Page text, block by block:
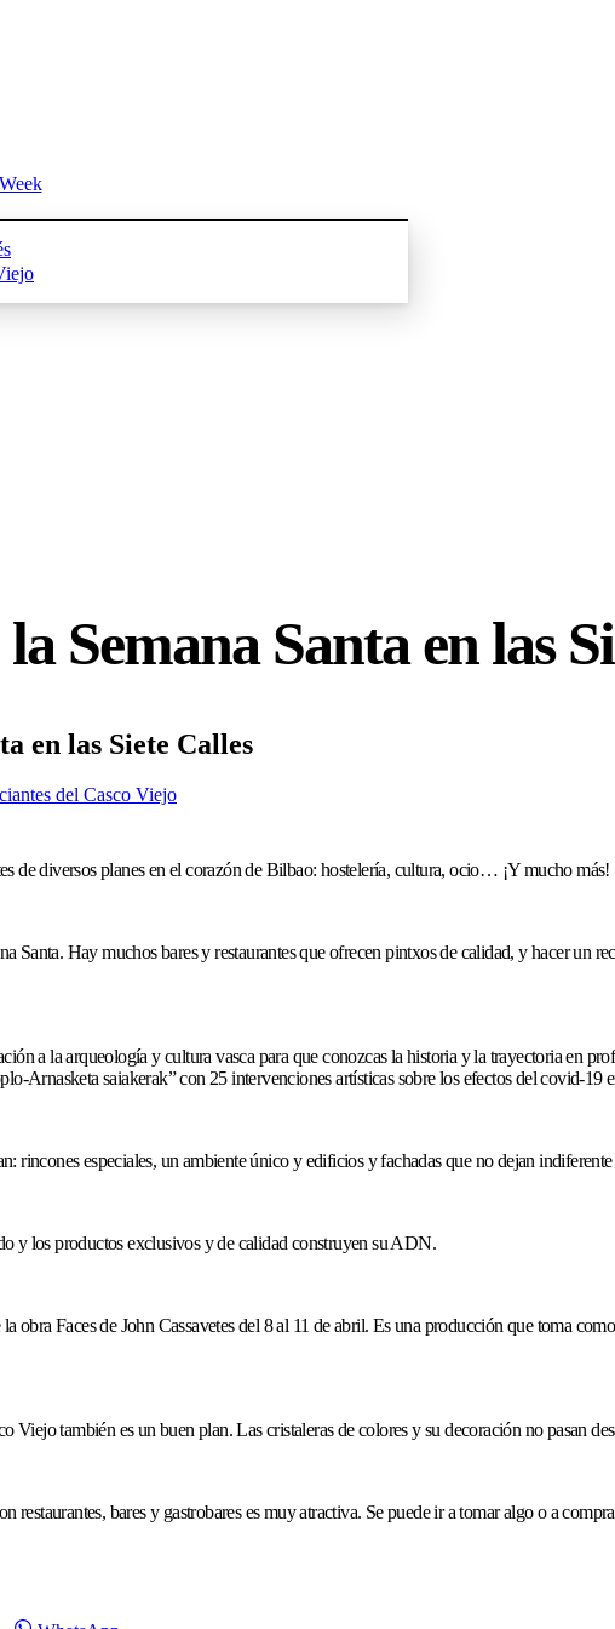
Semana Santa en las
en las Siete Calles
del Casco Viejo
de diversos planes en el corazón de Bilbao: hostelería, cultura, ocio… ¡Y mucho más!
Santa. Hay muchos bares y restaurantes que ofrecen pintxos de calidad, y hacer un
a la arqueología y cultura vasca para que conozcas la historia y la trayectoria en
Arnasketa saiakerak” con 25 intervenciones artísticas sobre los efectos del covid-19
rincones especiales, un ambiente único y edificios y fachadas que no dejan indiferente
y los productos exclusivos y de calidad construyen su ADN.
Faces de John Cassavetes del 8 al 11 de abril. Es una producción que toma
también es un buen plan. Las cristaleras de colores y su decoración no pasan
bares y gastrobares es muy atractiva. Se puede ir a tomar algo o a